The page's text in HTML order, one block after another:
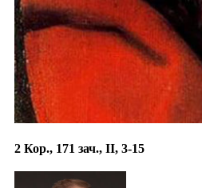
2 Кор., 171 зач., II, 3-15